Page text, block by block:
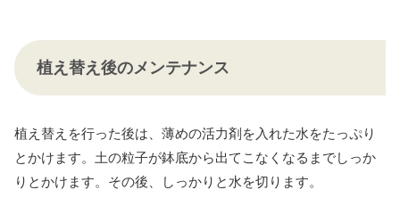
植え替え後のメンテナンス
植え替えを行った後は、薄めの活力剤を入れた水をたっぷり
とかけます。土の粒子が鉢底から出てこなくなるまでしっか
りとかけます。その後、しっかりと水を切ります。